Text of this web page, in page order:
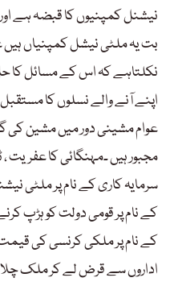
نیشنل کمپنیوں کا قبضہ ہے
بت یہ ملٹی نیشل کمپنیاں
نکلتاہے کہ اس کے مسائل کا
اپنے آنے والے نسلوں کا
عوام مشینی دور میں مشین کی
مجبور ہیں ۔مہنگائی کا عفریت
سرمایہ کاری کے نام پر ملٹی
کے نام پر قومی دولت کو ہڑپ
کے نام پر ملکی کرنسی کی
اداروں سے قرض لے کر ملک